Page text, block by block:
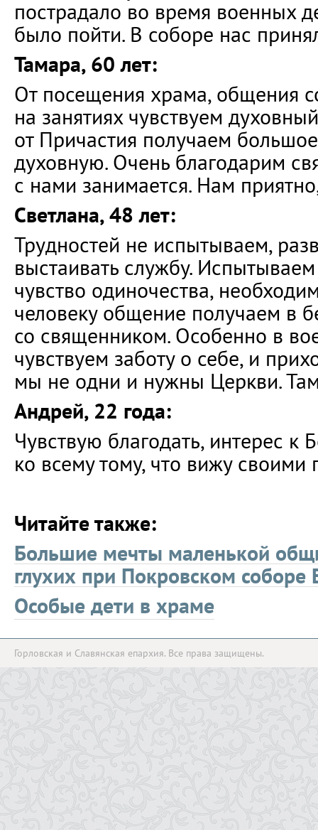
пострадало во время военных
было пойти. В соборе нас
Тамара, 60 лет:
От посещения храма, общения
на занятиях чувствуем
от Причастия получаем
духовную. Очень благодарим
с нами занимается. Нам
Светлана, 48 лет:
Трудностей не испытываем,
выстаивать службу.
чувство одиночества,
человеку общение получаем в
со священником. Особенно в
чувствуем заботу о себе, и
мы не одни и нужны Церкви.
Андрей, 22 года:
Чувствую благодать, интерес к
ко всему тому, что вижу своими
Читайте также:
Большие мечты маленькой
глухих при Покровском соборе
Особые дети в храме
Горловская и Славянская епархия. Все права защищены.